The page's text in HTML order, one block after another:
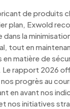
de produits
plan, Exwold
dans la
tout en
en matière de
rapport 2026
progrès au
en avant nos
nos initiatives